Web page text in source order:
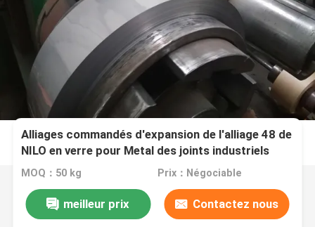
Alliages commandés d'expansion de l'alliage 48 de
NILO en verre pour Metal des joints industriels
MOQ：50 kg Prix：Négociable
meilleur prix Contactez nous